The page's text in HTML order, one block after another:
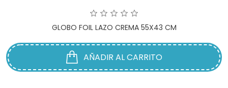
GLOBO FOIL LAZO CREMA 55X43 CM
AÑADIR AL CARRITO